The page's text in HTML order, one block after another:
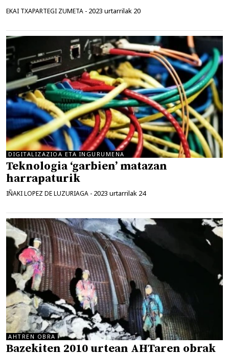
EKAI TXAPARTEGI ZUMETA - 2023 urtarrilak 20
DIGITALIZAZIOA ETA INGURUMENA
Teknologia ‘garbien’ matazan
harrapaturik
IÑAKI LOPEZ DE LUZURIAGA - 2023 urtarrilak 24
AHTREN OBRA
Bazekiten 2010 urtean AHTaren obrak